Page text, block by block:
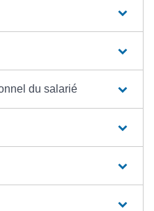
du salarié